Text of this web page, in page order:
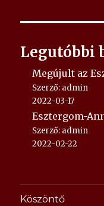
Legutóbbi
Megújult az
Szerző: admin
2022-03-17
Esztergom-
Szerző: admin
2022-02-22
Köszöntő